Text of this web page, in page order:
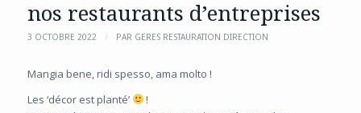
nos restaurants d’entreprises
3 OCTOBRE 2022 / PAR GERES RESTAURATION DIRECTION
Mangia bene, ridi spesso, ama molto !
Les ‘décor est planté’
!